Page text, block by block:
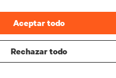
nuestra lista de
últimas
actualizaciones
de Vertiv.
Rechazar todo
Aceptar todo